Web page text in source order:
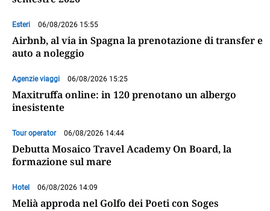
Esteri 06/08/2026 15:55
Airbnb, al via in Spagna la prenotazione di transfer e
auto a noleggio
Agenzie viaggi 06/08/2026 15:25
Maxitruffa online: in 120 prenotano un albergo
inesistente
Tour operator 06/08/2026 14:44
Debutta Mosaico Travel Academy On Board, la
formazione sul mare
Hotel 06/08/2026 14:09
Melià approda nel Golfo dei Poeti con Soges